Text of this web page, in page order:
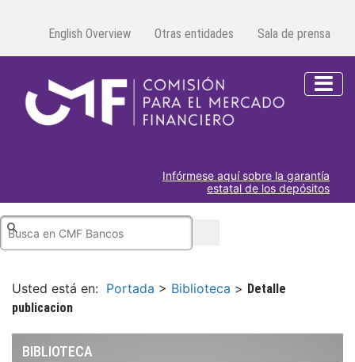
English Overview Otras entidades Sala de prensa
Infórmese aquí sobre la garantía
estatal de los depósitos
Usted está en: Portada > Biblioteca > Detalle
publicacion
BIBLIOTECA